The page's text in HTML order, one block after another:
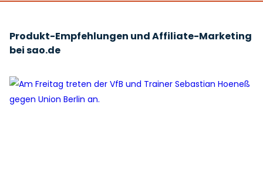
Produkt-Empfehlungen und Affiliate-Marketing
bei sao.de